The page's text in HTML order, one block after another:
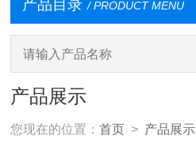
产品目录 / PRODUCT MENU
产品展示
您现在的位置：首页 > 产品展示